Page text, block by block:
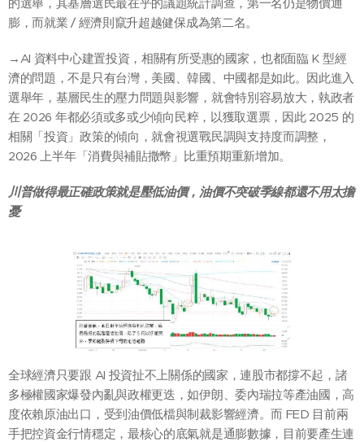
膨，而就業 / 經濟則竄升超越健保成為第二名。
→AI 資料中心建置投資，相關有所受惠的國家，也都面臨 K 型經
濟的問題，不是只有台灣，美國、韓國、中國都是如此。因此進入
選舉年，基層民生的壓力問題與影響，就會特別容易放大，執政者
在 2026 年都必須或多或少傾向民粹，以獲取選票，因此 2025 的
相關「投資」政策的傾向，就會視選戰民調與支持度而調整，
2026 上半年「消費與補貼撒幣」比重預期重新增加。
川普做得最正確政策就是壓低油價，油價不突破季線都還不用太擔
憂
全球經濟只要跟 AI 投資扯不上關係的國家，連股市都撐不起，諸
多極權國家爆發內亂與政權更迭，如伊朗、委內瑞拉等產油國，高
度依賴原油出口，受到油價低檔與制裁影響經濟。而 FED 目前兩
手把控資金行情穩定，最核心的底氣就是通膨數據，目前要產生連